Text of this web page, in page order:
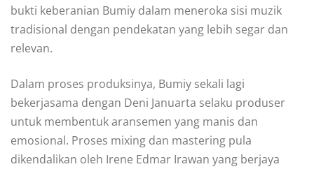
bukti keberanian Bumiy dalam meneroka sisi muzik
tradisional dengan pendekatan yang lebih segar dan
relevan.
Dalam proses produksinya, Bumiy sekali lagi
bekerjasama dengan Deni Januarta selaku produser
untuk membentuk aransemen yang manis dan
emosional. Proses mixing dan mastering pula
dikendalikan oleh Irene Edmar Irawan yang berjaya